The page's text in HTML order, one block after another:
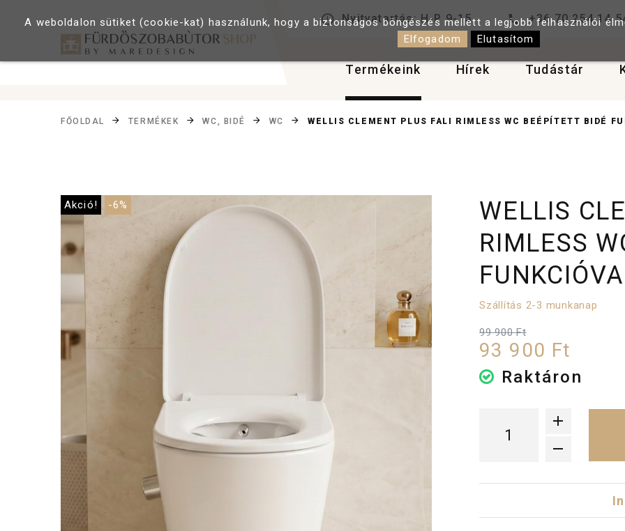
Nyitvatartás: H-P 9-15 +36 70 254 14
Termékeink Hírek Tudástár
FŐOLDAL TERMÉKEK WC, BIDÉ WC WELLIS CLEMENT PLUS FALI RIMLESS WC BEÉPÍTETT BIDÉ
Akció! -6%
WELLIS
RIMLESS
Szállítás 2-3 munkanap
99 900 Ft
93 900 Ft
Raktáron
A weboldalon sütiket (cookie-kat) használunk, hogy a biztonságos böngészés mellett a legjobb felhasználói
Elfogadom
Elutasítom